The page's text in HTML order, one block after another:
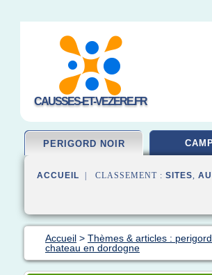
CAUSSES-ET-VEZERE.FR
PERIGORD NOIR
ACCUEIL | CLASSEMENT : SITES,
Accueil > Thèmes & articles :
chateau en dordogne